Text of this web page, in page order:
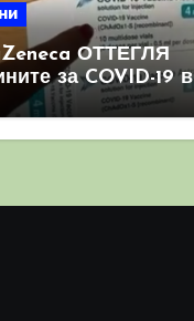
ОТТЕГЛЯ
за COVID-19 в
мащаб, след
че те